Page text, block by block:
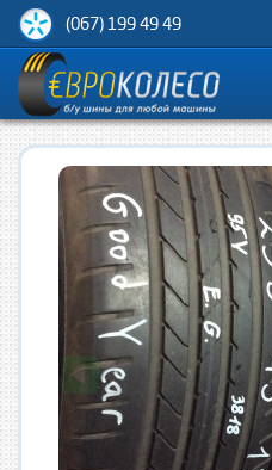
(067) 199 49 49